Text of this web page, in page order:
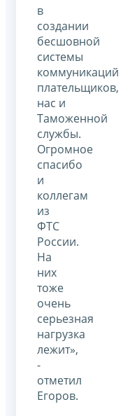
в
создании
бесшовной
системы
коммуникаций
плательщиков,
нас и
Таможенной
службы.
Огромное
спасибо
и
коллегам
из
ФТС
России.
На
них
тоже
очень
серьезная
нагрузка
лежит»,
-
отметил
Егоров.